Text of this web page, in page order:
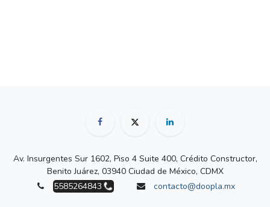
Av. Insurgentes Sur 1602, Piso 4 Suite 400, Crédito Constructor,
Benito Juárez, 03940 Ciudad de México, CDMX
5585264843
contacto@doopla.mx